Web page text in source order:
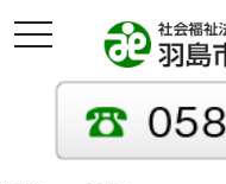
toggle
navigation